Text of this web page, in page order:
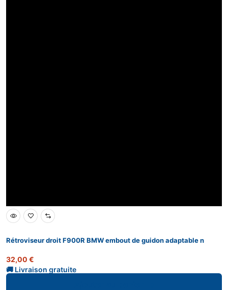
Rétroviseur droit F900R BMW embout de guidon adaptable n
32,00 €